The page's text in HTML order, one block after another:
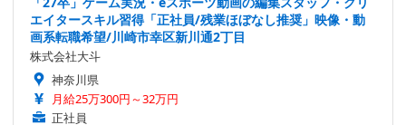
エイタースキル習得「正社員/残業ほぼなし推奨」映像・動
画系転職希望/川崎市幸区新川通2丁目
株式会社大斗
神奈川県
月給25万300円～32万円
正社員